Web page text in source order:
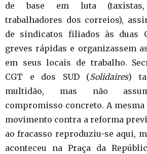
de base em luta
trabalhadores dos correios),
de sindicatos filiados às duas
greves rápidas e organizassem
em seus locais de trabalho.
CGT e dos SUD (Solidaires)
multidão, mas não
compromisso concreto. A
movimento contra a reforma
ao fracasso reproduziu-se aqui,
aconteceu na Praça da